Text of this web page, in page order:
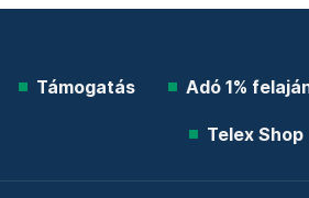
Támogatás Adó 1%
Telex Shop